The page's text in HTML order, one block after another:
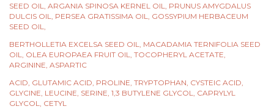
SEED OIL, ARGANIA SPINOSA KERNEL OIL, PRUNUS AMYGDALUS
DULCIS OIL, PERSEA GRATISSIMA OIL, GOSSYPIUM HERBACEUM
SEED OIL,
BERTHOLLETIA EXCELSA SEED OIL, MACADAMIA TERNIFOLIA SEED
OIL, OLEA EUROPAEA FRUIT OIL, TOCOPHERYL ACETATE,
ARGININE, ASPARTIC
ACID, GLUTAMIC ACID, PROLINE, TRYPTOPHAN, CYSTEIC ACID,
GLYCINE, LEUCINE, SERINE, 1,3 BUTYLENE GLYCOL, CAPRYLYL
GLYCOL, CETYL